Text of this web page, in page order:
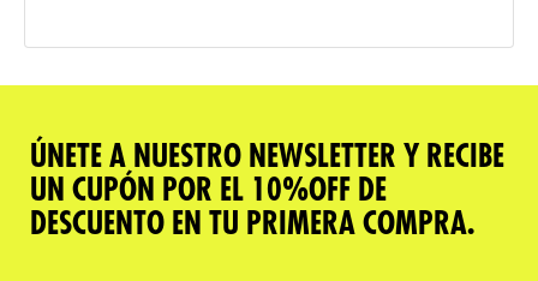
ÚNETE A NUESTRO NEWSLETTER Y RECIBE
UN CUPÓN POR EL 10%OFF DE
DESCUENTO EN TU PRIMERA COMPRA.